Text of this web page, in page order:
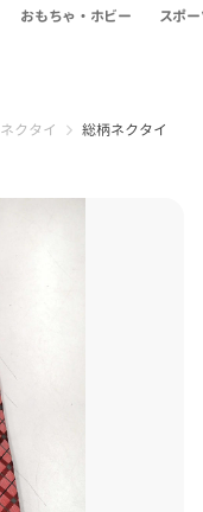
おもちゃ・ホビー スポ
ネクタイ 総柄ネクタイ